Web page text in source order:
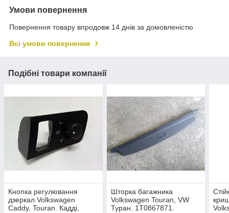
Умови повернення
Повернення товару впродовж 14 днів за домовленістю
Всі умови повернення
Подібні товари компанії
Кнопка регулювання
дзеркал Volkswagen
Caddy, Touran. Кадді,
Шторка багажника
Volkswagen Touran, VW
Туран. 1T0867871.